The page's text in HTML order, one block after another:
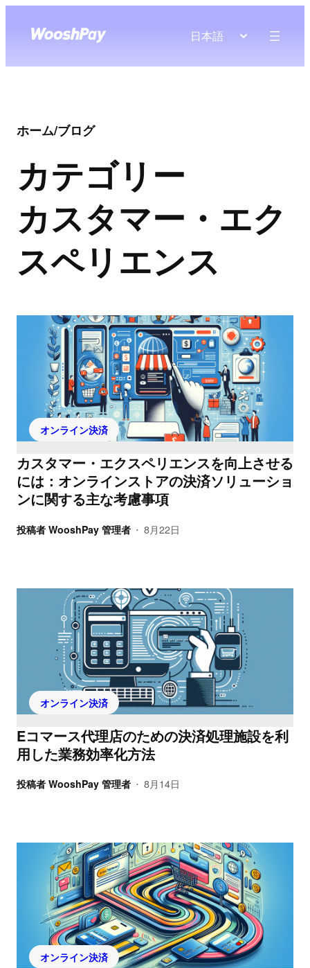
日本語
ホーム/ブログ
カテゴリー
カスタマー・エク
スペリエンス
オンライン決済
カスタマー・エクスペリエンスを向上させる
には：オンラインストアの決済ソリューショ
ンに関する主な考慮事項
投稿者 WooshPay 管理者 • 8月22日
オンライン決済
Eコマース代理店のための決済処理施設を利
用した業務効率化方法
投稿者 WooshPay 管理者 • 8月14日
オンライン決済